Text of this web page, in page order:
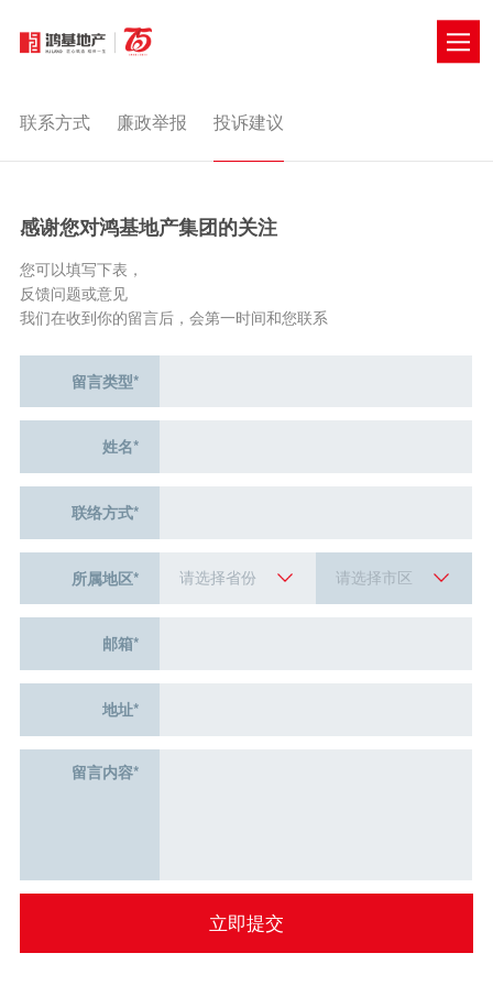
SUGGESTIONS
联系方式 廉政举报 投诉建议
感谢您对鸿基地产集团的关注
您可以填写下表，
反馈问题或意见
我们在收到你的留言后，会第一时间和您联系
留言类型*
姓名*
联络方式*
所属地区*
邮箱*
地址*
留言内容*
立即提交